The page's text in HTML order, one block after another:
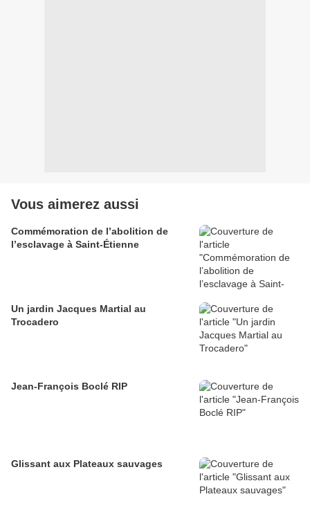
Vous aimerez aussi
Commémoration de l’abolition de
l’esclavage à Saint-Étienne
Un jardin Jacques Martial au
Trocadero
Jean-François Boclé RIP
Glissant aux Plateaux sauvages